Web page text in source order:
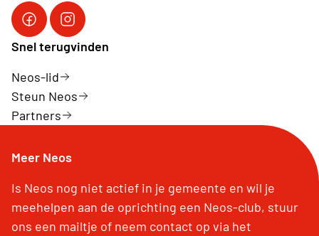
Facebook Neos vzw
Instagram Neos vzw
Snel terugvinden
Neos-lid
Steun Neos
Partners
Meer Neos
Is Neos nog niet actief in je gemeente en wil je
meehelpen aan de oprichting een Neos-club, stuur
ons een mailtje of neem contact op via het